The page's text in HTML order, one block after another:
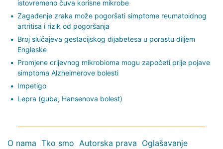
istovremeno čuva korisne mikrobe
Zagađenje zraka može pogoršati simptome reumatoidnog
artritisa i rizik od pogoršanja
Broj slučajeva gestacijskog dijabetesa u porastu diljem
Engleske
Promjene crijevnog mikrobioma mogu započeti prije pojave
simptoma Alzheimerove bolesti
Impetigo
Lepra (guba, Hansenova bolest)
O nama Tko smo Autorska prava Oglašavanje